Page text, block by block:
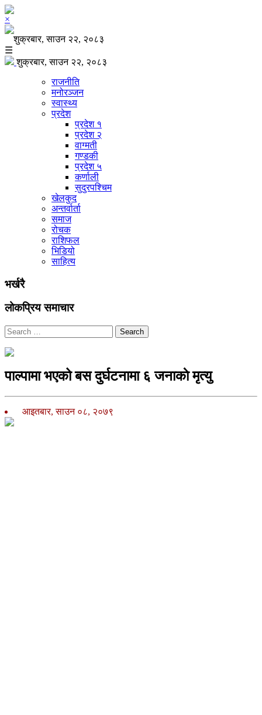
×
शुक्रबार, साउन २२, २०८३
☰
शुक्रबार, साउन २२, २०८३
राजनीति
मनोरञ्जन
स्वास्थ्य
प्रदेश
प्रदेश १
प्रदेश २
वाग्मती
गण्डकी
प्रदेश ५
कर्णाली
सुदुरपश्चिम
खेलकुद
अन्तर्वार्ता
समाज
रोचक
राशिफल
भिडियो
साहित्य
भर्खरै
लोकप्रिय समाचार
Search
पाल्पामा भएको बस दुर्घटनामा ६ जनाकाे मृत्यु
आइतबार, साउन ०८, २०७९